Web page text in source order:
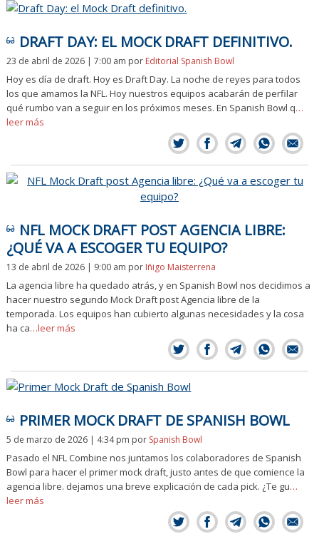
DRAFT DAY: EL MOCK DRAFT DEFINITIVO.
23 de abril de 2026 | 7:00 am por Editorial Spanish Bowl
Hoy es día de draft. Hoy es Draft Day. La noche de reyes para todos
los que amamos la NFL. Hoy nuestros equipos acabarán de perfilar
qué rumbo van a seguir en los próximos meses. En Spanish Bowl q…
leer más
NFL MOCK DRAFT POST AGENCIA LIBRE:
¿QUÉ VA A ESCOGER TU EQUIPO?
13 de abril de 2026 | 9:00 am por Iñigo Maisterrena
La agencia libre ha quedado atrás, y en Spanish Bowl nos decidimos a
hacer nuestro segundo Mock Draft post Agencia libre de la
temporada. Los equipos han cubierto algunas necesidades y la cosa
ha ca…leer más
PRIMER MOCK DRAFT DE SPANISH BOWL
5 de marzo de 2026 | 4:34 pm por Spanish Bowl
Pasado el NFL Combine nos juntamos los colaboradores de Spanish
Bowl para hacer el primer mock draft, justo antes de que comience la
agencia libre. dejamos una breve explicación de cada pick. ¿Te gu…
leer más